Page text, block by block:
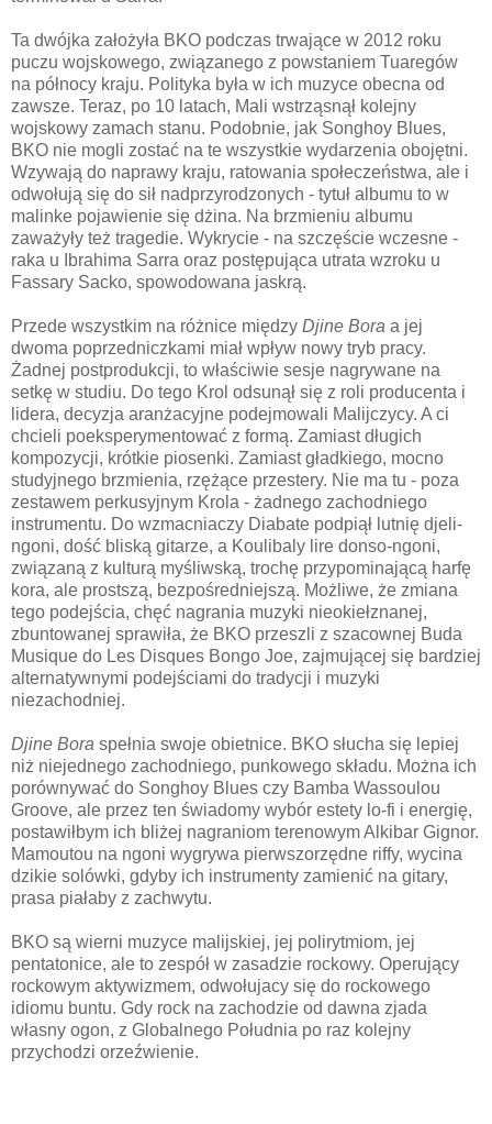
Ta dwójka założyła BKO podczas trwające w 2012 roku
puczu wojskowego, związanego z powstaniem Tuaregów
na północy kraju. Polityka była w ich muzyce obecna od
zawsze. Teraz, po 10 latach, Mali wstrząsnął kolejny
wojskowy zamach stanu. Podobnie, jak Songhoy Blues,
BKO nie mogli zostać na te wszystkie wydarzenia obojętni.
Wzywają do naprawy kraju, ratowania społeczeństwa, ale i
odwołują się do sił nadprzyrodzonych - tytuł albumu to w
malinke pojawienie się dżina. Na brzmieniu albumu
zaważyły też tragedie. Wykrycie - na szczęście wczesne -
raka u Ibrahima Sarra oraz postępująca utrata wzroku u
Fassary Sacko, spowodowana jaskrą.
Przede wszystkim na różnice między Djine Bora a jej
dwoma poprzedniczkami miał wpływ nowy tryb pracy.
Żadnej postprodukcji, to właściwie sesje nagrywane na
setkę w studiu. Do tego Krol odsunął się z roli producenta i
lidera, decyzja aranżacyjne podejmowali Malijczycy. A ci
chcieli poeksperymentować z formą. Zamiast długich
kompozycji, krótkie piosenki. Zamiast gładkiego, mocno
studyjnego brzmienia, rzężące przestery. Nie ma tu - poza
zestawem perkusyjnym Krola - żadnego zachodniego
instrumentu. Do wzmacniaczy Diabate podpiął lutnię djeli-
ngoni, dość bliską gitarze, a Koulibaly lire donso-ngoni,
związaną z kulturą myśliwską, trochę przypominającą harfę
kora, ale prostszą, bezpośredniejszą. Możliwe, że zmiana
tego podejścia, chęć nagrania muzyki nieokiełznanej,
zbuntowanej sprawiła, że BKO przeszli z szacownej Buda
Musique do Les Disques Bongo Joe, zajmującej się bardziej
alternatywnymi podejściami do tradycji i muzyki
niezachodniej.
Djine Bora spełnia swoje obietnice. BKO słucha się lepiej
niż niejednego zachodniego, punkowego składu. Można ich
porównywać do Songhoy Blues czy Bamba Wassoulou
Groove, ale przez ten świadomy wybór estety lo-fi i energię,
postawiłbym ich bliżej nagraniom terenowym Alkibar Gignor.
Mamoutou na ngoni wygrywa pierwszorzędne riffy, wycina
dzikie solówki, gdyby ich instrumenty zamienić na gitary,
prasa piałaby z zachwytu.
BKO są wierni muzyce malijskiej, jej polirytmiom, jej
pentatonice, ale to zespół w zasadzie rockowy. Operujący
rockowym aktywizmem, odwołujacy się do rockowego
idiomu buntu. Gdy rock na zachodzie od dawna zjada
własny ogon, z Globalnego Południa po raz kolejny
przychodzi orzeźwienie.